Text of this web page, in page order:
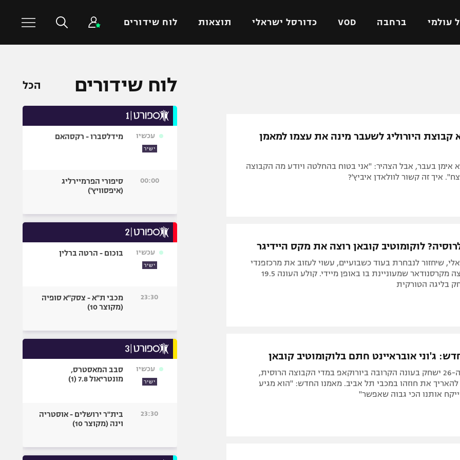
עולמי ברחבה VOD כדורסל ישראלי תוצאות לוח שידורים
באר שבע
ליגה איטלקית
ליגות נוספות
מכבי תל אביב
כדורסל עולמי
כדורעף
ספורט אולימפי
היאבקות WWE
ספורט מוטורי
בייסבול MLB
גיימינג E-Sports
קבוצת היורוליג לשעבר מינה את עצמו למאמן
אימן בעבר, אבל הצהיר: "אני בטוח בהחלטה ויודע מה הקבוצה
איך זה קשור לוולאדן איביץ'?
לוקומוטיב קובאן רוצה את מקס היידיגר
שיחזור לנבחרת בעוד כשבועיים, עשוי לעזוב את מרכזפנדי
לטובת הקבוצה מקרסנודאר שמעוניינת בו באופן מיידי. קולע העונה 19.5
בליגה הטורקית
ג'וני אובראיינט חתם בלוקומוטיב קובאן
הפורוורד בן ה-26 ישחק בעונה הקרובה ביורוקאפ במדי הקבוצה הרוסית,
את חוזהו במכבי תל אביב. מאמנו החדש: "הוא מגיע
אותנו הכי גבוה שאפשר"
לוח שידורים הכל
עכשיו
ישיר
מידלסברו - רקסהאם
00:00
סיפורי הפרמיירליג
(איפסוויץ')
עכשיו
ישיר
בוכום - הרטה ברלין
23:30
מכבי ת"א - צסק"א סופיה
(מקוצר 10)
עכשיו
ישיר
סבב המאסטרס,
מונטריאול 7.8 (1)
23:30
בית"ר ירושלים - אוסטריה
וינה (מקוצר 10)